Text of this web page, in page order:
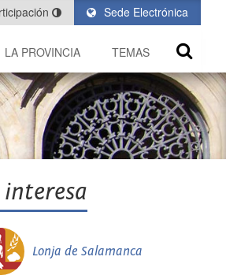
Sede Electrónica
LA PROVINCIA TEMAS
interesa
Lonja de Salamanca